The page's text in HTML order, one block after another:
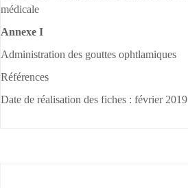
médicale
Annexe I
Administration des gouttes ophtlamiques
Références
Date de réalisation des fiches : février 2019